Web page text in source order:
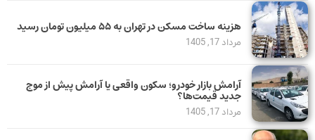
هزینه ساخت مسکن در تهران به ۵۵ میلیون تومان رسید
مرداد 17, 1405
آرامش بازار خودرو؛ سکون واقعی یا آرامش پیش از موج
جدید قیمت‌ها؟
مرداد 17, 1405